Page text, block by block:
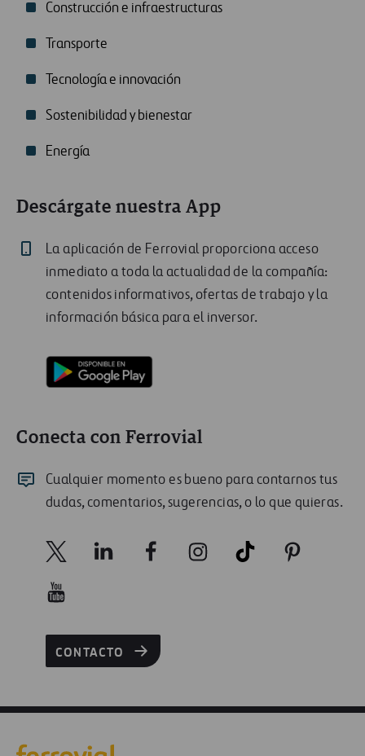
Construcción e infraestructuras
Transporte
Tecnología e innovación
Sostenibilidad y bienestar
Energía
Descárgate nuestra App
La aplicación de Ferrovial proporciona acceso
inmediato a toda la actualidad de la compañía:
contenidos informativos, ofertas de trabajo y la
información básica para el inversor.
Conecta con Ferrovial
Cualquier momento es bueno para contarnos tus
dudas, comentarios, sugerencias, o lo que quieras.
CONTACTO